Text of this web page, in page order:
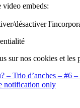
embeds:
désactiver
sur nos cookies et
– Trio d’anches – #6
notification only